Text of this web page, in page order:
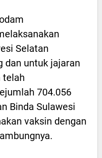
Selatan
dan untuk jajaran
telah
704.056
Binda Sulawesi
vaksin dengan